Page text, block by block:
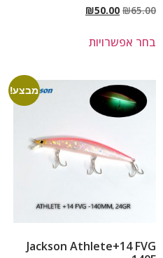
₪65.00
₪50.00
בחר אפשרויות
מבצע!
Jackson Athlete+14 FVG